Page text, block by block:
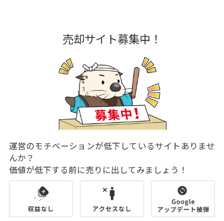
売却サイト募集中！
運営のモチベーションが低下しているサイトありませ
んか？
価値が低下する前に売りに出してみましょう！